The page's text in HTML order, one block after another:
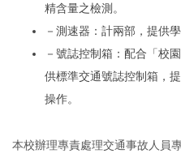
精含量之檢測。
－測速器：計兩部，提供
－號誌控制箱：配合「校
供標準交通號誌控制箱，
操作。
本校辦理專責處理交通事故人員